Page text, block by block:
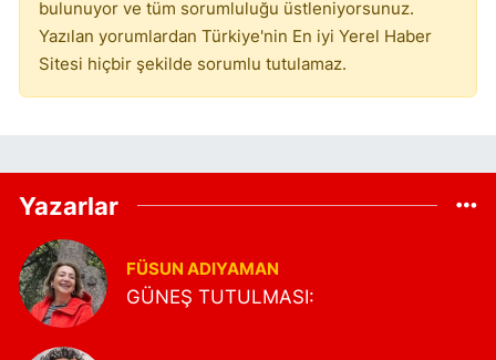
(ORTAKÖY) BAYSI İHTİYAR HEYETİ……
SENİ KUTLUYORUM (ORTAKÖY) BAYSI
MUHTARI HALİME KAYA KIZIMIZ…..
bulunuyor ve tüm sorumluluğu üstleniyorsunuz.
Yazılan yorumlardan Türkiye'nin En iyi Yerel Haber
Sitesi hiçbir şekilde sorumlu tutulamaz.
Yazarlar
FÜSUN ADIYAMAN
GÜNEŞ TUTULMASI: